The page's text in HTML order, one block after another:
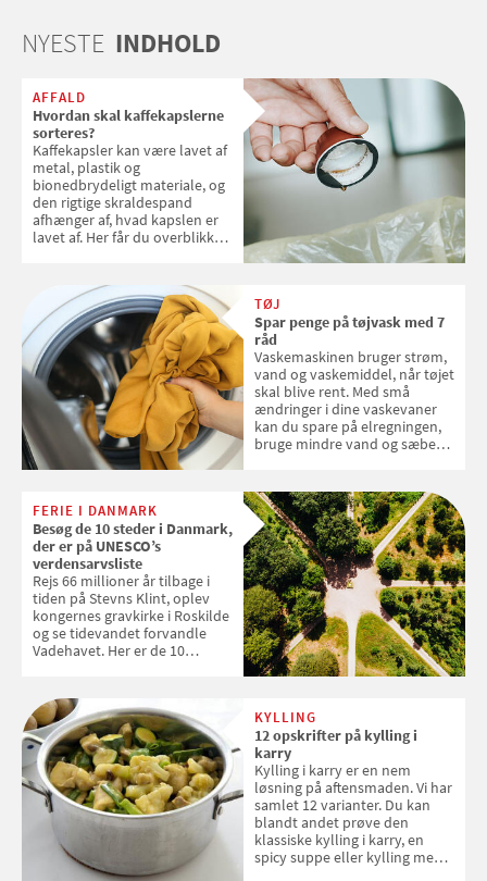
NYESTE INDHOLD
AFFALD
Hvordan skal kaffekapslerne
sorteres?
Kaffekapsler kan være lavet af
metal, plastik og
bionedbrydeligt materiale, og
den rigtige skraldespand
afhænger af, hvad kapslen er
lavet af. Her får du overblikket
TØJ
Spar penge på tøjvask med 7
råd
Vaskemaskinen bruger strøm,
vand og vaskemiddel, når tøjet
skal blive rent. Med små
ændringer i dine vaskevaner
kan du spare på elregningen,
bruge mindre vand og sæbe
enkle råd til at spare penge på
tøjvasken
FERIE I DANMARK
Besøg de 10 steder i Danmark,
der er på UNESCO’s
verdensarvsliste
Rejs 66 millioner år tilbage i
tiden på Stevns Klint, oplev
kongernes gravkirke i Roskilde
og se tidevandet forvandle
Vadehavet. Her er de 10
KYLLING
12 opskrifter på kylling i
karry
Kylling i karry er en nem
løsning på aftensmaden. Vi har
samlet 12 varianter. Du kan
blandt andet prøve den
klassiske kylling i karry, en
spicy suppe eller kylling med